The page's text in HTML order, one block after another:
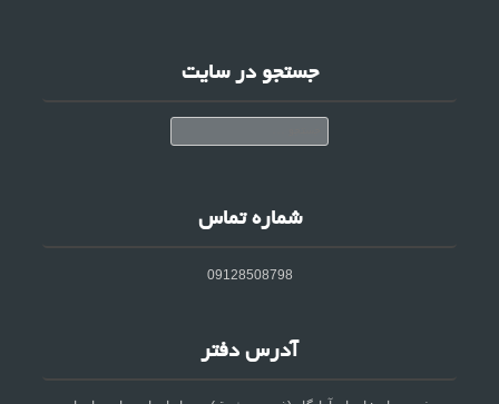
جستجو در سایت
شماره تماس
09128508798
آدرس دفتر